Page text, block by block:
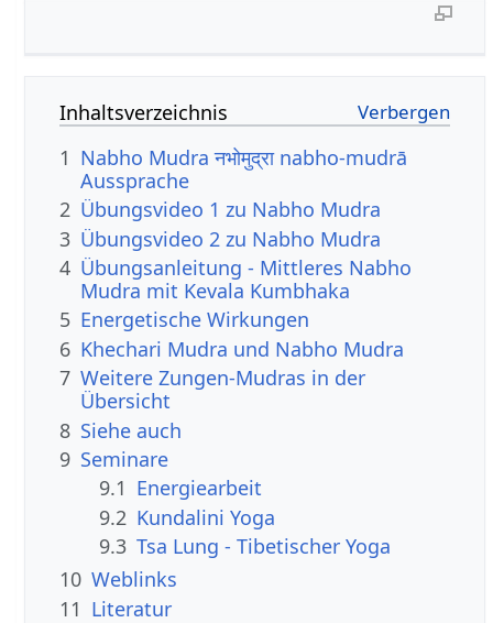
Inhaltsverzeichnis
1 Nabho Mudra नभोमुद्रा nabho-mudrā
Aussprache
2 Übungsvideo 1 zu Nabho Mudra
3 Übungsvideo 2 zu Nabho Mudra
4 Übungsanleitung - Mittleres Nabho
Mudra mit Kevala Kumbhaka
5 Energetische Wirkungen
6 Khechari Mudra und Nabho Mudra
7 Weitere Zungen-Mudras in der
Übersicht
8 Siehe auch
9 Seminare
9.1 Energiearbeit
9.2 Kundalini Yoga
9.3 Tsa Lung - Tibetischer Yoga
10 Weblinks
11 Literatur